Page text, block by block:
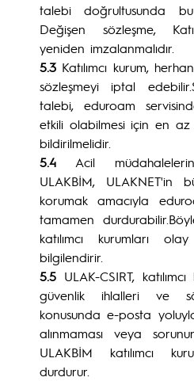
talebi doğrultusunda bu
Değişen sözleşme,
yeniden imzalanmalıdır.
5.3 Katılımcı kurum,
sözleşmeyi iptal
talebi, eduroam
etkili olabilmesi için en
bildirilmelidir.
5.4 Acil
ULAKBİM, ULAKNET'in
korumak amacıyla
tamamen
katılımcı kurumları
bilgilendirir.
5.5 ULAK-CSIRT,
güvenlik ihlalleri ve
konusunda e-posta
alınmaması veya
ULAKBİM katılımcı
durdurur.